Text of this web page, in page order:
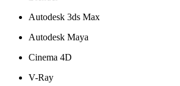
Autodesk 3ds Max
Autodesk Maya
Cinema 4D
V-Ray